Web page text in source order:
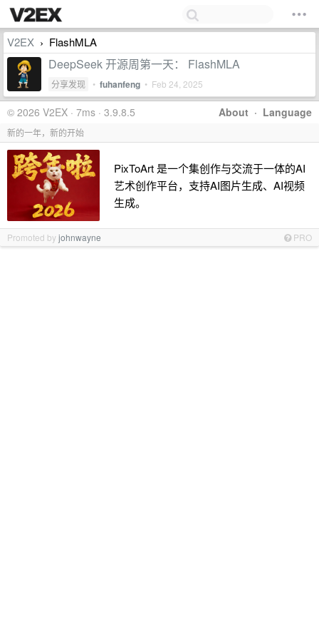
V2EX › FlashMLA
DeepSeek 开源周第一天： FlashMLA
分享发现 • fuhanfeng • Feb 24, 2025
About · Language
© 2026 V2EX · 7ms · 3.9.8.5
新的一年，新的开始
PixToArt 是一个集创作与交流于一体的AI
艺术创作平台，支持AI图片生成、AI视频
生成。
Promoted byjohnwayne PRO